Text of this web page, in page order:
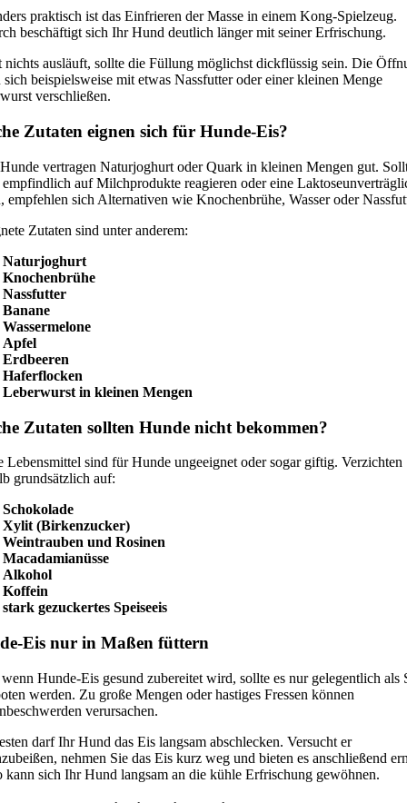
praktisch ist das Einfrieren der Masse in einem Kong-Spielzeug.
beschäftigt sich Ihr Hund deutlich länger mit seiner Erfrischung.
nichts ausläuft, sollte die Füllung möglichst dickflüssig sein. Die
sich beispielsweise mit etwas Nassfutter oder einer kleinen Menge
verschließen.
Zutaten eignen sich für Hunde-Eis?
vertragen Naturjoghurt oder Quark in kleinen Mengen gut.
auf Milchprodukte reagieren oder eine
empfehlen sich Alternativen wie Knochenbrühe, Wasser oder
Zutaten sind unter anderem:
Naturjoghurt
Knochenbrühe
Nassfutter
Banane
Wassermelone
Apfel
Erdbeeren
Haferflocken
Leberwurst in kleinen Mengen
Zutaten sollten Hunde nicht bekommen?
Lebensmittel sind für Hunde ungeeignet oder sogar giftig. Verzichten
grundsätzlich auf:
Schokolade
Xylit (Birkenzucker)
Weintrauben und Rosinen
Macadamianüsse
Alkohol
Koffein
stark gezuckertes Speiseeis
Eis nur in Maßen füttern
Hunde-Eis gesund zubereitet wird, sollte es nur gelegentlich als
werden. Zu große Mengen oder hastiges Fressen können
verursachen.
darf Ihr Hund das Eis langsam abschlecken. Versucht er
nehmen Sie das Eis kurz weg und bieten es anschließend
kann sich Ihr Hund langsam an die kühle Erfrischung gewöhnen.